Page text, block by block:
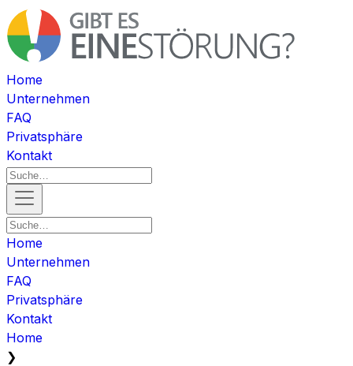
Home
Unternehmen
FAQ
Privatsphäre
Kontakt
Home
Unternehmen
FAQ
Privatsphäre
Kontakt
Home
❯